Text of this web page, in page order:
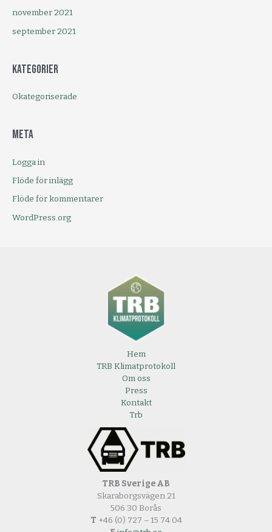
november 2021
september 2021
Kategorier
Okategoriserade
Meta
Logga in
Flöde för inlägg
Flöde för kommentarer
WordPress.org
Hem
TRB Klimatprotokoll
Om oss
Press
Kontakt
Trb
TRB Sverige AB
Skaraborgsvägen 21
506 30 Borås
T +46 (0) 727 – 15 74 04